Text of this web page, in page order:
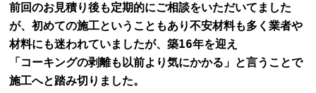
前回のお見積り後も定期的にご相談をいただいてました
が、初めての施工ということもあり不安材料も多く業者や
材料にも迷われていましたが、築16年を迎え
「コーキングの剥離も以前より気にかかる」と言うことで
施工へと踏み切りました。